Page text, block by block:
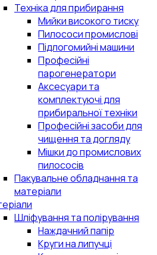
Техніка для прибирання
Мийки високого тиску
Пилососи промислові
Підлогомийні машини
Професійні
парогенератори
Аксесуари та
комплектуючі для
прибиральної техніки
Професійні засоби для
чищення та догляду
Мішки до промислових
пилососів
Пакувальне обладнання та
матеріали
Шліфування та полірування
Наждачний папір
Круги на липучці